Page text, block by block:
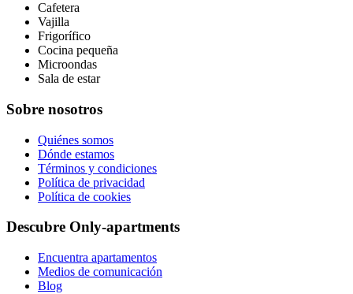
Cafetera
Vajilla
Frigorífico
Cocina pequeña
Microondas
Sala de estar
Sobre nosotros
Quiénes somos
Dónde estamos
Términos y condiciones
Política de privacidad
Política de cookies
Descubre Only-apartments
Encuentra apartamentos
Medios de comunicación
Blog